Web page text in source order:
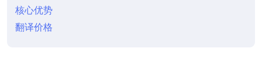
核心优势
翻译价格